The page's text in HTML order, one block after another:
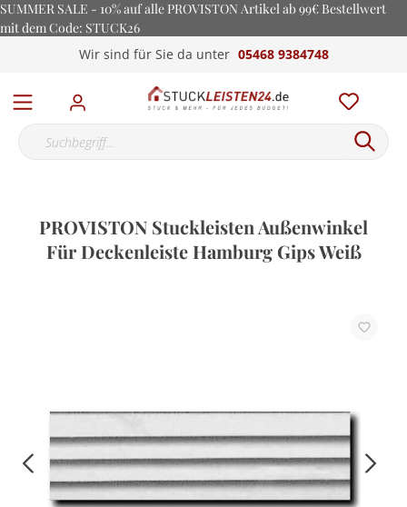
SUMMER SALE - 10% auf alle PROVISTON Artikel ab 99€ Bestellwert
mit dem Code: STUCK26
Wir sind für Sie da unter 05468 9384748
PROVISTON Stuckleisten Außenwinkel
Für Deckenleiste Hamburg Gips Weiß